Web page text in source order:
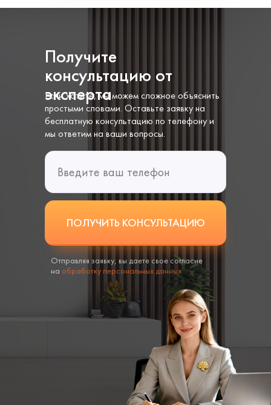
ПОЛУЧИТЬ КОНСУЛЬТАЦИЮ
Отправляя заявку, вы даете свое согласие
на обработку персональных данных
Если хотите, мы можем сложное объяснить
простыми словами. Оставьте заявку на
бесплатную консультацию по телефону и
мы ответим на ваши вопросы.
Получите
консультацию от
эксперта